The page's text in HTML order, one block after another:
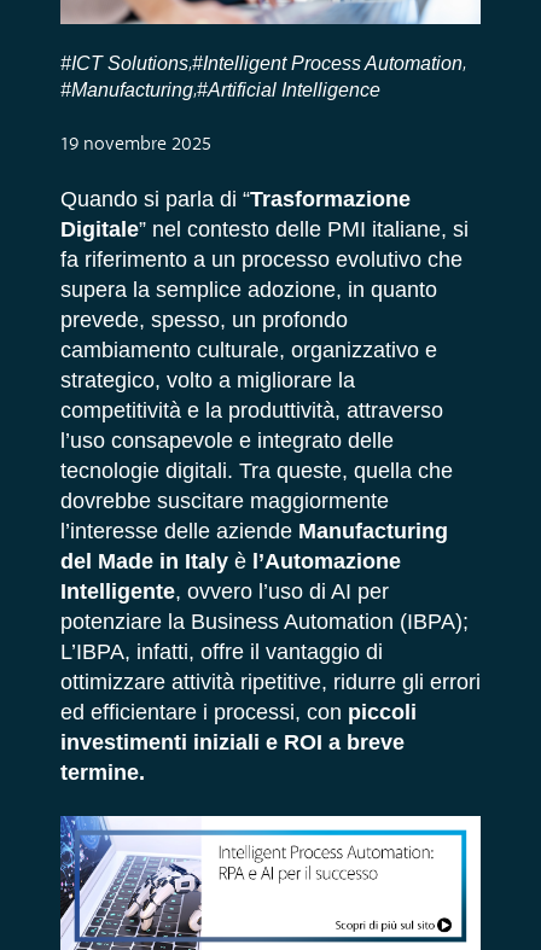
#ICT Solutions,#Intelligent Process Automation,
#Manufacturing,#Artificial Intelligence
19 novembre 2025
Quando si parla di “Trasformazione
Digitale” nel contesto delle PMI italiane, si
fa riferimento aun processo evolutivo che
supera la semplice adozione, in quanto
prevede, spesso, un profondo
cambiamento culturale, organizzativo e
strategico, volto a migliorare la
competitività e la produttività, attraverso
l’uso consapevole e integrato delle
tecnologie digitali. Tra queste, quella che
dovrebbe suscitare maggiormente
l’interesse delle aziende Manufacturing
del Made in Italyè l’Automazione
Intelligente, ovvero l’uso di AI per
potenziare la Business Automation (IBPA);
L’IBPA, infatti, offre il vantaggio di
ottimizzare attività ripetitive, ridurre gli errori
ed efficientare i processi, con piccoli
investimenti iniziali e ROI a breve
termine.